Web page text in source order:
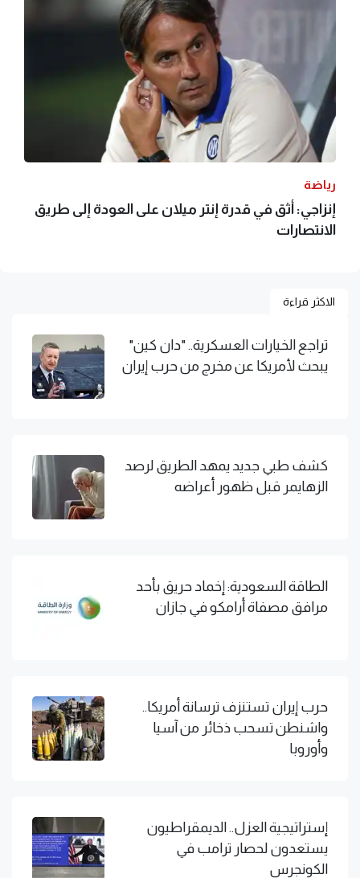
رياضة
إنزاجي: أثق في قدرة إنتر ميلان على العودة إلى طريق
الانتصارات
الاكثر قراءة
تراجع الخيارات العسكرية.. "دان كين"
يبحث لأمريكا عن مخرج من حرب إيران
كشف طبي جديد يمهد الطريق لرصد
الزهايمر قبل ظهور أعراضه
الطاقة السعودية: إخماد حريق بأحد
مرافق مصفاة أرامكو في جازان
حرب إيران تستنزف ترسانة أمريكا..
واشنطن تسحب ذخائر من آسيا
وأوروبا
إستراتيجية العزل.. الديمقراطيون
يستعدون لحصار ترامب في
الكونجرس